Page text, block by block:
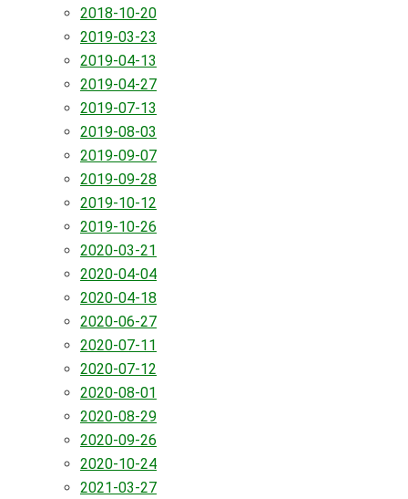
2018-10-20
2019-03-23
2019-04-13
2019-04-27
2019-07-13
2019-08-03
2019-09-07
2019-09-28
2019-10-12
2019-10-26
2020-03-21
2020-04-04
2020-04-18
2020-06-27
2020-07-11
2020-07-12
2020-08-01
2020-08-29
2020-09-26
2020-10-24
2021-03-27